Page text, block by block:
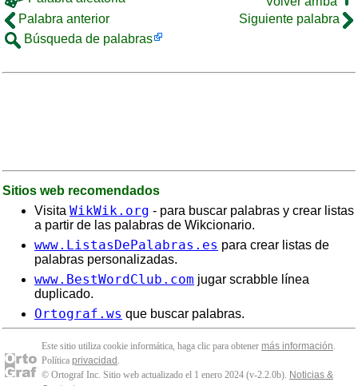
Palabra anterior
Siguiente palabra
Búsqueda de palabras
Sitios web recomendados
Visita WikWik.org - para buscar palabras y crear listas
a partir de las palabras de Wikcionario.
www.ListasDePalabras.es para crear listas de
palabras personalizadas.
www.BestWordClub.com jugar scrabble línea
duplicado.
Ortograf.ws que buscar palabras.
Este sitio utiliza cookie informática, haga clic para obtener más información.
Política privacidad .
© Ortograf Inc. Sitio web actualizado el 1 enero 2024 (v-2.2.0b). Noticias &